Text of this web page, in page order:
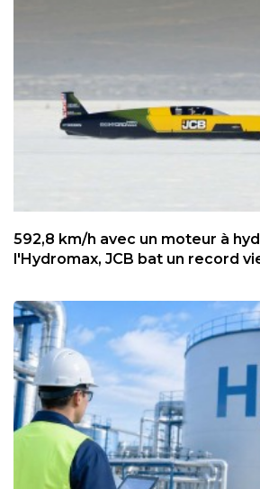
592,8 km/h avec un moteur à
l'Hydromax, JCB bat un record